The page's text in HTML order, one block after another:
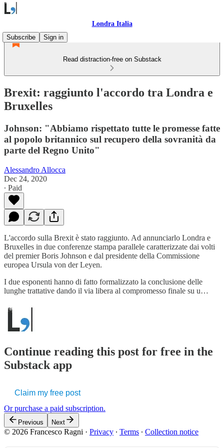
Londra Italia
Subscribe
Sign in
Read distraction-free on Substack
Brexit: raggiunto l'accordo tra Londra e
Bruxelles
Johnson: "Abbiamo rispettato tutte le promesse fatte
al popolo britannico sul recupero della sovranità da
parte del Regno Unito"
Alessandro Allocca
Dec 24, 2020
∙ Paid
L'accordo sulla Brexit è stato raggiunto. Ad annunciarlo Londra e
Bruxelles in due conferenze stampa parallele caratterizzate dai volti
del premier Boris Johnson e dal presidente della Commissione
europea Ursula von der Leyen.
I due esponenti hanno di fatto formalizzato la conclusione delle
lunghe trattative dando il via libera al compromesso finale su u…
Continue reading this post for free in the
Substack app
Claim my free post
Or purchase a paid subscription.
Previous Next
© 2026 Francesco Ragni · Privacy ∙ Terms ∙ Collection notice